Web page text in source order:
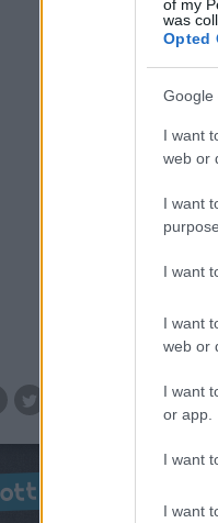
of my
was
Opted
Google
I want
web or
I want
I want
I want
web or
I want
or app.
I want
I want
bejegyzések: